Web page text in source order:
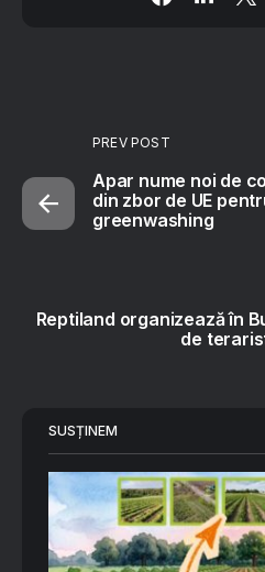
PREV POST
Apar nume noi de
din zbor de UE
greenwashing
Reptiland organizează în
de
SUSȚINEM